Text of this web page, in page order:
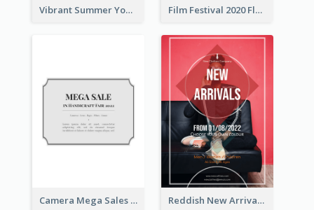
Vibrant Summer Youth Flyer Design Templates Film Festival 2020 Flyer
Camera Mega Sales Flyer Reddish New Arrivals Flyer